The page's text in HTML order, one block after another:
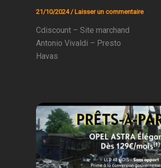
21/10/2024 /Laisser un commentaire
Cdiscount – Site marchand
Antonio Vivaldi – Presto
Havas